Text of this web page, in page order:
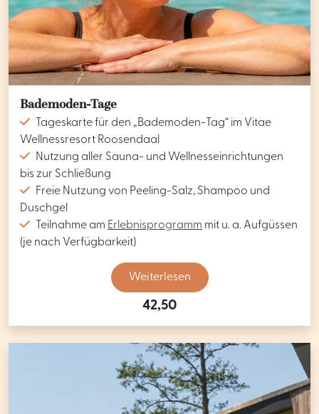
Bademoden-Tage
Tageskarte für den „Bademoden-Tag“ im Vitae
Wellnessresort Roosendaal
Nutzung aller Sauna- und Wellnesseinrichtungen
bis zur Schließung
Freie Nutzung von Peeling-Salz, Shampoo und
Duschgel
Teilnahme am Erlebnisprogramm mit u. a. Aufgüssen
(je nach Verfügbarkeit)
Weiterlesen
42,50